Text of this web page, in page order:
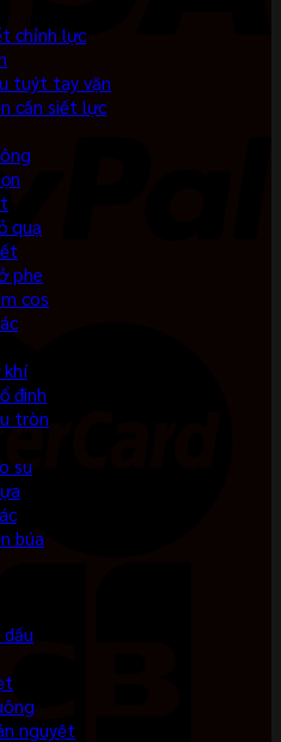
chỉnh lực
tuýt tay vặn
cần siết lực
quạ
phe
cos
khí
đinh
tròn
su
búa
dấu
nguyệt